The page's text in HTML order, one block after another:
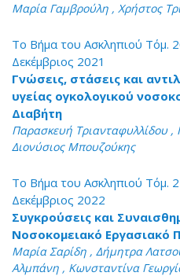
Μαρία Γαμβρούλη , Χρήστος
Το Βήμα του Ασκληπιού Τόμ.
Δεκέμβριος 2021
Γνώσεις, στάσεις και
υγείας ογκολογικού
Διαβήτη
Παρασκευή Τριανταφυλλίδου ,
Διονύσιος Μπουζούκης
Το Βήμα του Ασκληπιού Τόμ.
Δεκέμβριος 2022
Συγκρούσεις και
Νοσοκομειακό Εργασιακό
Μαρία Σαρίδη , Δήμητρα
Αλμπάνη , Κωνσταντίνα